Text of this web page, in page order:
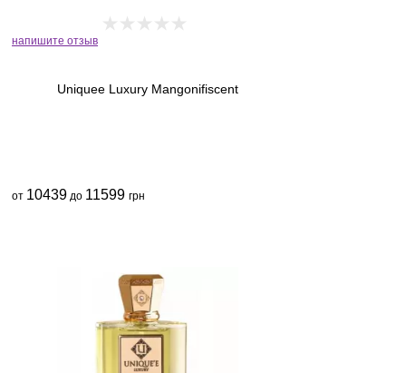
напишите отзыв
Uniquee Luxury Mangonifiscent
от 10439 до 11599 грн